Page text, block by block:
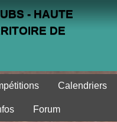
- HAUTE
DE
Calendriers
Forum